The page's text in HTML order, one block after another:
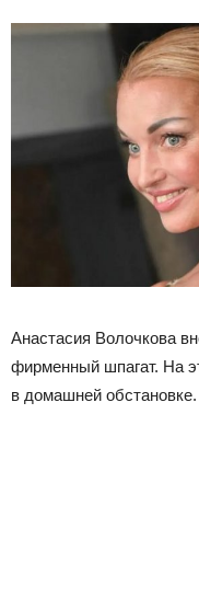
Анастасия Волочкова
фирменный шпагат. На
в домашней обстановке.